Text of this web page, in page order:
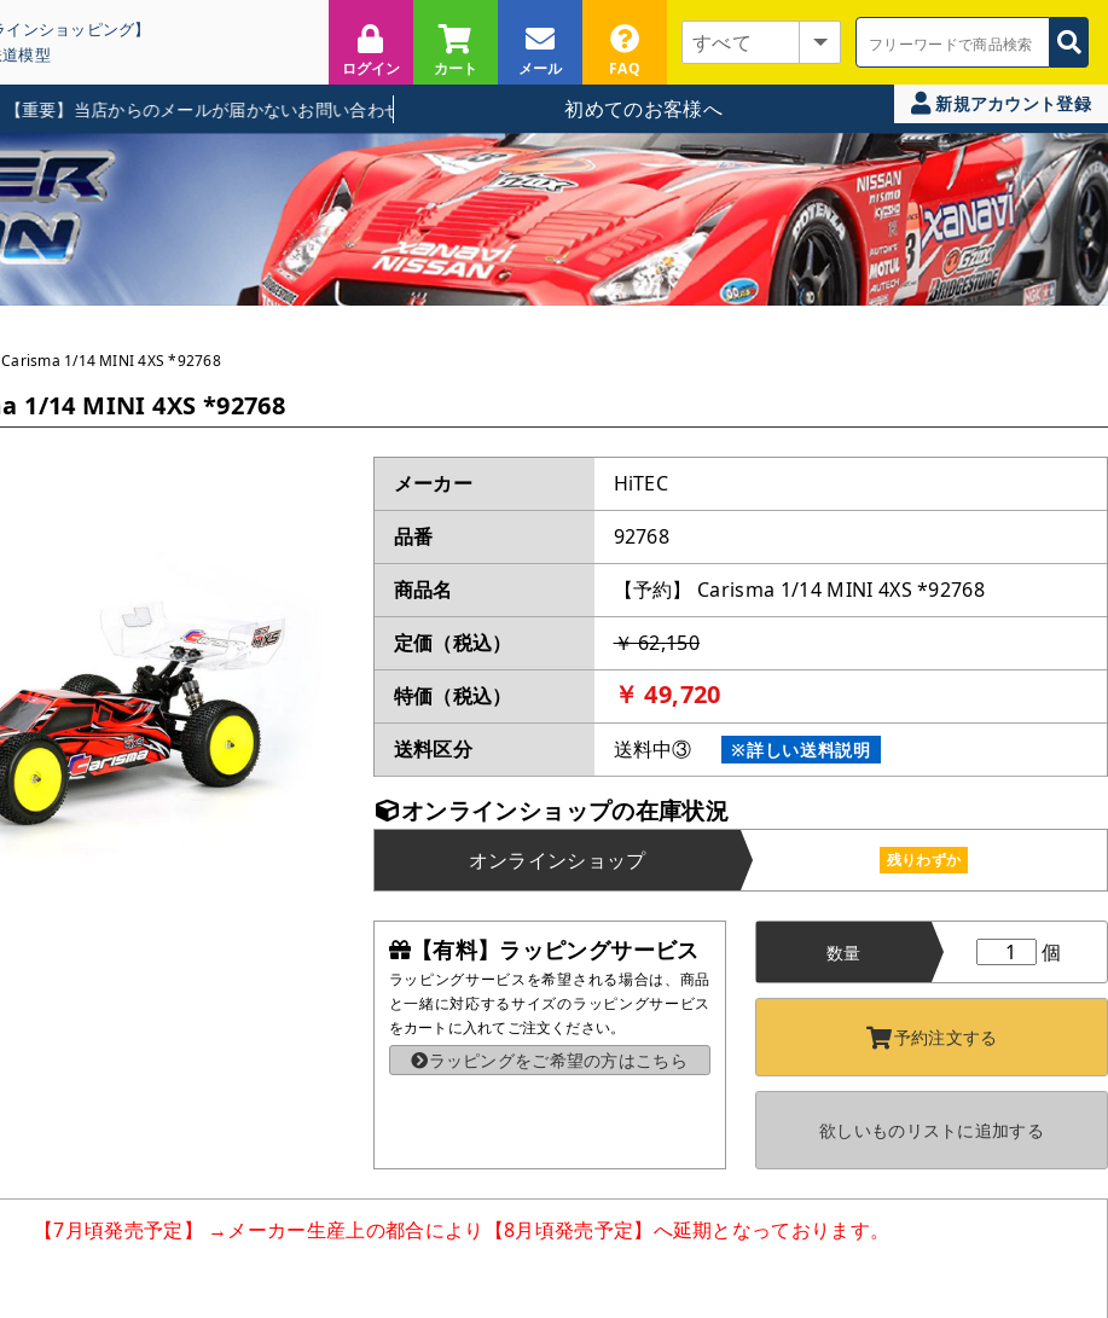
ンショッピング】
模型
ログイン カート メール FAQ
】当店からのメールが届かないお問い合わせに関して 初めてのお客様へ 新規アカウント登録
Carisma 1/14 MINI 4XS *92768
1/14 MINI 4XS *92768
メーカー
HiTEC
品番
92768
商品名
【予約】 Carisma 1/14 MINI 4XS *92768
定価（税込）
￥ 62,150
特価（税込）
￥ 49,720
送料区分 送料中③ ※詳しい送料説明
オンラインショップの在庫状況
オンラインショップ 残りわずか
【有料】ラッピングサービス
ラッピングサービスを希望される場合は、商品
と一緒に対応するサイズのラッピングサービス
をカートに入れてご注文ください。
ラッピングをご希望の方はこちら
数量 個
予約注文する
欲しいものリストに追加する
【7月頃発売予定】 →メーカー生産上の都合により【8月頃発売予定】へ延期となっております。